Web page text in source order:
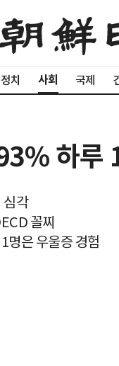
정치 사회 국제
하루
심각
꼴찌
명은 우울증 경험